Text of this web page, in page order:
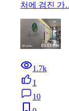
처에 검진
1.7k
1
10